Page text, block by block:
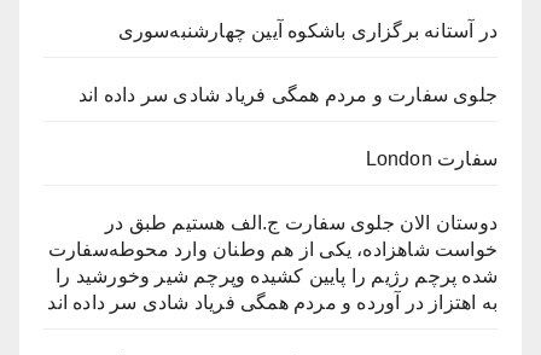
در آستانه برگزاری باشکوه آیین چهارشنبه‌سوری
جلوی سفارت و مردم همگی فریاد شادی سر داده اند
سفارت London
دوستان الان جلوی سفارت ج.الف هستیم طبق در
خواست شاهزاده، یکی از هم وطنان وارد محوطه‌سفارت
شده پرچم رژیم را پایین کشیده وپرچم شیر وخورشید را
به اهتزاز در آورده و مردم همگی فریاد شادی سر داده اند